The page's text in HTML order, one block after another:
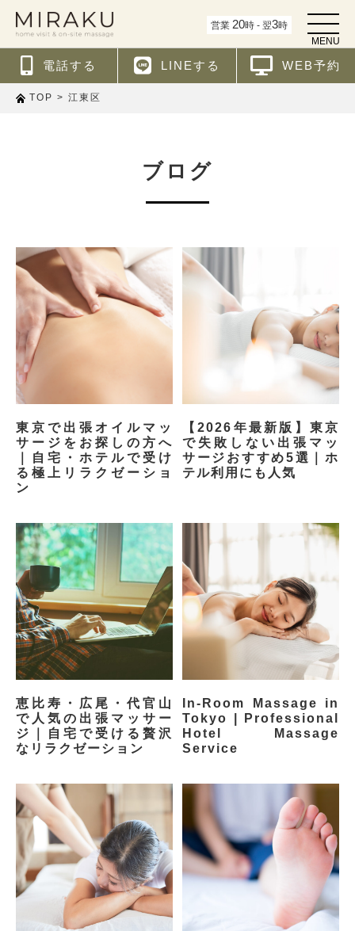
営業 20時 - 翌3時
t
o
g
l
MENU
電話する LINEする WEB予約
TOP > 江東区
ブログ
東京で出張オイルマッ
サージをお探しの方へ
｜自宅・ホテルで受け
る極上リラクゼーショ
ン
【2026年最新版】東京
で失敗しない出張マッ
サージおすすめ5選｜ホ
テル利用にも人気
恵比寿・広尾・代官山
で人気の出張マッサー
ジ｜自宅で受ける贅沢
なリラクゼーション
In-Room Massage in
Tokyo | Professional
Hotel Massage
Service